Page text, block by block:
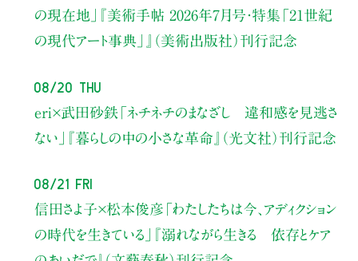
の現在地」
『美術手帖 2026年7月号・特集「21世紀
の現代アート事典」』（美術出版社）刊行記念
08/20 Thu
eri×武田砂鉄「ネチネチのまなざし 違和感を見逃さ
ない」
『暮らしの中の小さな革命』（光文社）刊行記念
08/21 Fri
信田さよ子×松本俊彦 「わたしたちは今、アディクション
の時代を生きている」
『溺れながら生きる 依存とケア